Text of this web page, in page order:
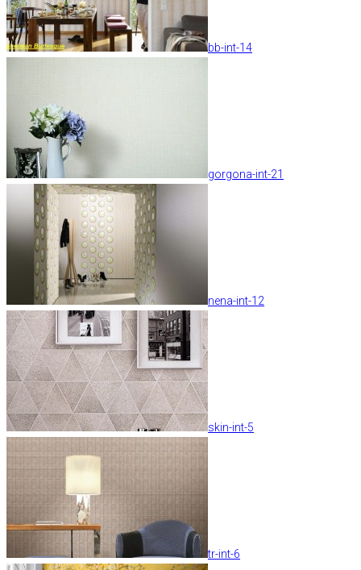
bb-int-14
gorgona-int-21
nena-int-12
skin-int-5
tr-int-6